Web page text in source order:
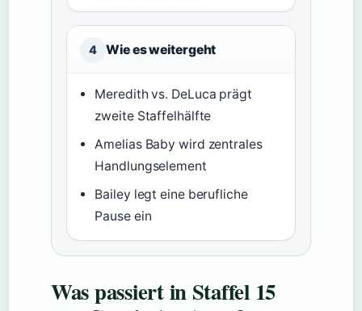
4 Wie es weitergeht
Meredith vs. DeLuca prägt
zweite Staffelhälfte
Amelias Baby wird zentrales
Handlungselement
Bailey legt eine berufliche
Pause ein
Was passiert in Staffel 15